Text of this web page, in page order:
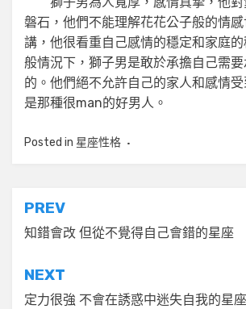
磐石，他們不能理解花花公子般的情
講，他很看重自己感情的穩定和家庭
般情況下，獅子男是敢於承擔自己需
的。他們絕不允許自己的家人和感情受
是那種很man的好男人。
Posted in 星座性格
文
章
導
覽
PREV
知錯會改 但從不覺得自己會錯的星座
NEXT
定力很強 不會在誘惑中迷失自我的星座